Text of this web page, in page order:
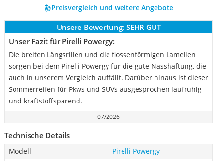
Preisvergleich und weitere Angebote
Unsere Bewertung: SEHR GUT
Unser Fazit für Pirelli Powergy:
Die breiten Längsrillen und die flossenförmigen Lamellen
sorgen bei dem Pirelli Powergy für die gute Nasshaftung, die
auch in unserem Vergleich auffällt. Darüber hinaus ist dieser
Sommerreifen für Pkws und SUVs ausgesprochen laufruhig
und kraftstoffsparend.
07/2026
Technische Details
Modell
Pirelli Powergy